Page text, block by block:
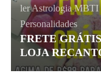
ler,Astrologia,MBTI
Personalidades
FRETE
LOJA